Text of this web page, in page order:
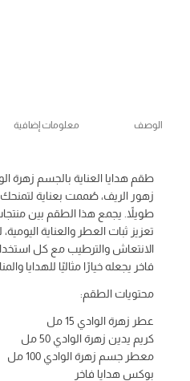
الوصف معلومات إضافية
طقم هدايا العناية بالجسم زهرة
زهور الريف، صُممت بعناية
طويلاً. يجمع هذا الطقم بين
تعزيز ثبات العطر والعناية
الانتعاش والترطيب مع كل
فاخر يجعله خيارًا مثاليًا للهدايا
محتويات الطقم:
عطر زهرة الوادي 15 مل
كريم يدين زهرة الوادي 50 مل
معطر جسم زهرة الوادي 100 مل
بوكس هدايا فاخر